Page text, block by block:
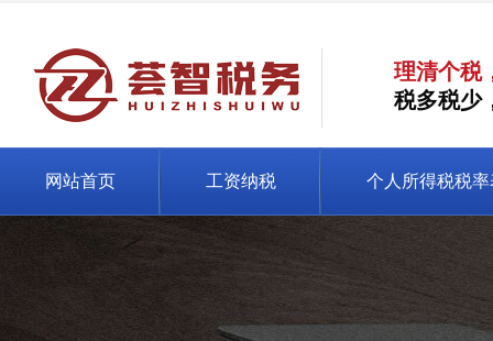
理清个税
税多税少
网站首页 工资纳税 个人所得税税率